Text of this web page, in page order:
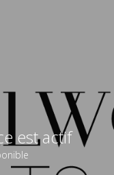
est actif